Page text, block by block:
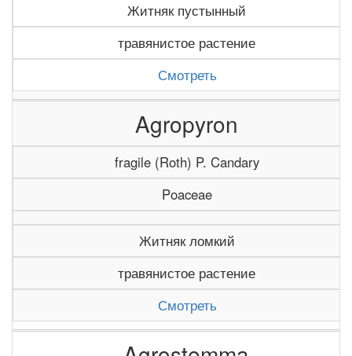
Житняк пустынный
травянистое растение
Смотреть
Agropyron
fragile (Roth) P. Candary
Poaceae
Житняк ломкий
травянистое растение
Смотреть